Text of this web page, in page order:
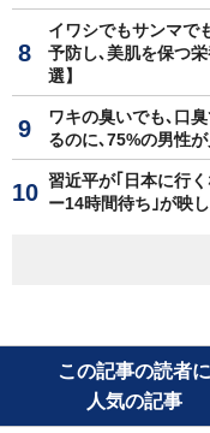
イワシでもサンマで
予防し､美肌を保つ
選】
ワキの臭いでも､口
るのに､75%の男性
習近平が｢日本に行
ー14時間待ち｣が映
この記事の読者に
人気の記事